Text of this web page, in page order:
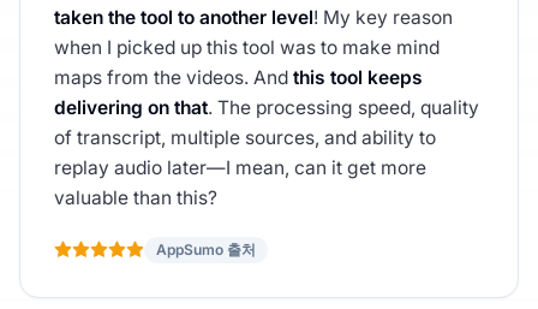
taken the tool to another level! My key reason
when I picked up this tool was to make mind
maps from the videos. And this tool keeps
delivering on that. The processing speed, quality
of transcript, multiple sources, and ability to
replay audio later—I mean, can it get more
valuable than this?
AppSumo 출처